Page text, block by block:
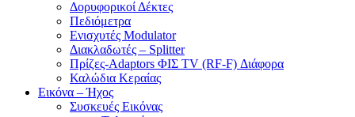
Δορυφορικοί Δέκτες
Πεδιόμετρα
Ενισχυτές Modulator
Διακλαδωτές – Splitter
Πρίζες-Adaptors ΦΙΣ TV (RF-F) Διάφορα
Καλώδια Κεραίας
Εικόνα – Ήχος
Συσκευές Εικόνας